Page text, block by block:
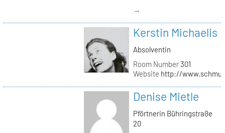
→
Kerstin Michaelis
Absolventin
Room Number301
Website http://
Denise Mietle
Pförtnerin Bühringstraße
20